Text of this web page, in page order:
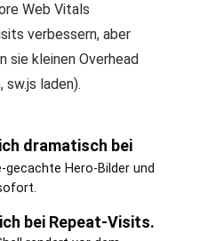
Web Vitals
verbessern, aber
sie kleinen Overhead
sw.js laden).
dramatisch bei
gecachte Hero-Bilder und
bei Repeat-Visits.